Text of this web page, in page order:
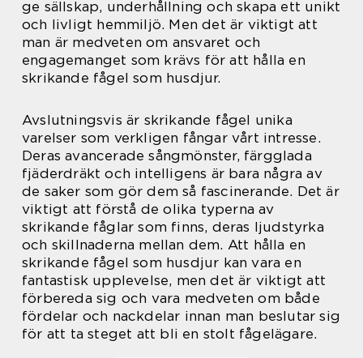
ge sällskap, underhållning och skapa ett unikt
och livligt hemmiljö. Men det är viktigt att
man är medveten om ansvaret och
engagemanget som krävs för att hålla en
skrikande fågel som husdjur.
Avslutningsvis är skrikande fågel unika
varelser som verkligen fångar vårt intresse.
Deras avancerade sångmönster, färgglada
fjäderdräkt och intelligens är bara några av
de saker som gör dem så fascinerande. Det är
viktigt att förstå de olika typerna av
skrikande fåglar som finns, deras ljudstyrka
och skillnaderna mellan dem. Att hålla en
skrikande fågel som husdjur kan vara en
fantastisk upplevelse, men det är viktigt att
förbereda sig och vara medveten om både
fördelar och nackdelar innan man beslutar sig
för att ta steget att bli en stolt fågelägare.